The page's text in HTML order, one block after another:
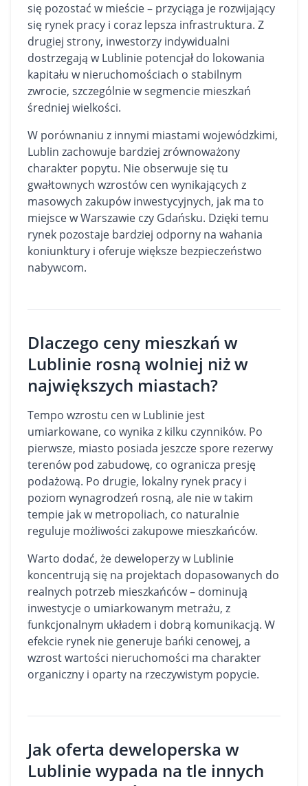
się pozostać w mieście – przyciąga je rozwijający
się rynek pracy i coraz lepsza infrastruktura. Z
drugiej strony, inwestorzy indywidualni
dostrzegają w Lublinie potencjał do lokowania
kapitału w nieruchomościach o stabilnym
zwrocie, szczególnie w segmencie mieszkań
średniej wielkości.
W porównaniu z innymi miastami wojewódzkimi,
Lublin zachowuje bardziej zrównoważony
charakter popytu. Nie obserwuje się tu
gwałtownych wzrostów cen wynikających z
masowych zakupów inwestycyjnych, jak ma to
miejsce w Warszawie czy Gdańsku. Dzięki temu
rynek pozostaje bardziej odporny na wahania
koniunktury i oferuje większe bezpieczeństwo
nabywcom.
Dlaczego ceny mieszkań w
Lublinie rosną wolniej niż w
największych miastach?
Tempo wzrostu cen w Lublinie jest
umiarkowane, co wynika z kilku czynników. Po
pierwsze, miasto posiada jeszcze spore rezerwy
terenów pod zabudowę, co ogranicza presję
podażową. Po drugie, lokalny rynek pracy i
poziom wynagrodzeń rosną, ale nie w takim
tempie jak w metropoliach, co naturalnie
reguluje możliwości zakupowe mieszkańców.
Warto dodać, że deweloperzy w Lublinie
koncentrują się na projektach dopasowanych do
realnych potrzeb mieszkańców – dominują
inwestycje o umiarkowanym metrażu, z
funkcjonalnym układem i dobrą komunikacją. W
efekcie rynek nie generuje bańki cenowej, a
wzrost wartości nieruchomości ma charakter
organiczny i oparty na rzeczywistym popycie.
Jak oferta deweloperska w
Lublinie wypada na tle innych